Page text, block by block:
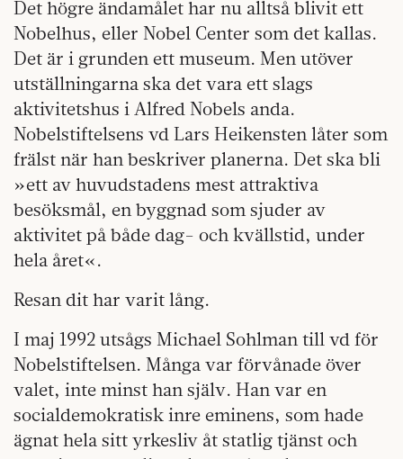
Det högre ändamålet har nu alltså blivit ett
Nobelhus, eller Nobel Center som det kallas.
Det är i grunden ett museum. Men utöver
utställningarna ska det vara ett slags
aktivitetshus i Alfred Nobels anda.
Nobelstiftelsens vd Lars Heikensten låter som
frälst när han beskriver planerna. Det ska bli
»ett av huvudstadens mest attraktiva
besöksmål, en byggnad som sjuder av
aktivitet på både dag- och kvällstid, under
hela året«.
Resan dit har varit lång.
I maj 1992 utsågs Michael Sohlman till vd för
Nobelstiftelsen. Många var förvånade över
valet, inte minst han själv. Han var en
socialdemokratisk inre eminens, som hade
ägnat hela sitt yrkesliv åt statlig tjänst och